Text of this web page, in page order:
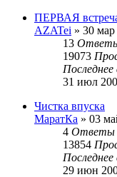
ПЕРВАЯ
AZATei » 30 мар
13
19073
31 июл
Чистка впуска
МаратКа » 03
4 Ответы
13854
29 июн